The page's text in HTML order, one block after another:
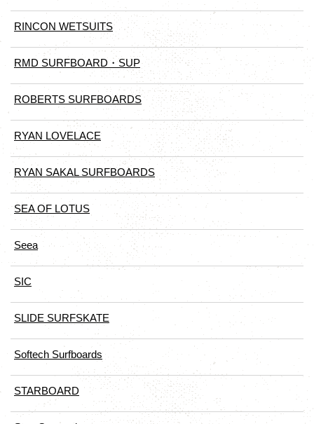
RINCON WETSUITS
RMD SURFBOARD・SUP
ROBERTS SURFBOARDS
RYAN LOVELACE
RYAN SAKAL SURFBOARDS
SEA OF LOTUS
Seea
SIC
SLIDE SURFSKATE
Softech Surfboards
STARBOARD